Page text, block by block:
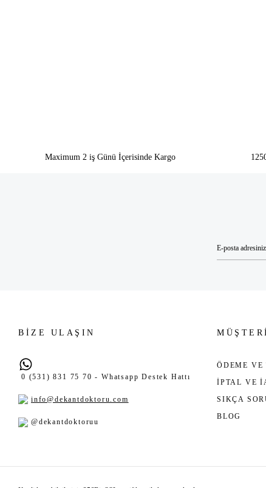
Maximum 2 iş Günü İçerisinde Kargo
BİZE ULAŞIN
0 (531) 831 75 70 - Whatsapp Destek Hattı
info@dekantdoktoru.com
@dekantdoktoruu
ÖDEME
İPTAL VE
SIKÇA
BLOG